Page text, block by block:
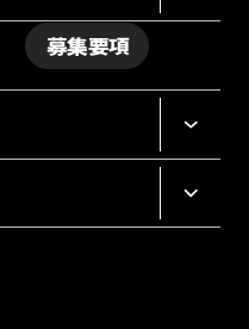
募集要項